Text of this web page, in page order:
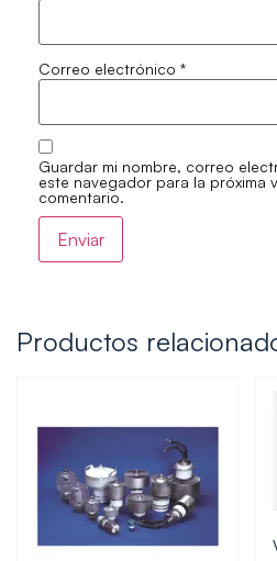
Correo electrónico *
Guardar mi nombre, correo
este navegador para la próxima
comentario.
Productos